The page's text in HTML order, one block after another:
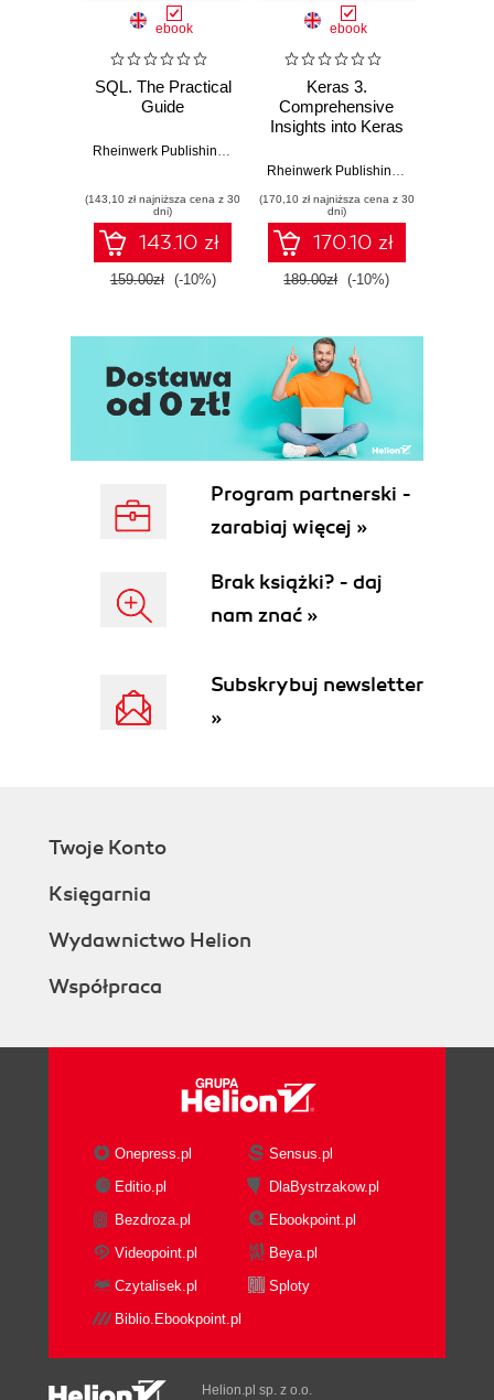
ebook
SQL. The Practical
Guide
Rheinwerk Publishing,
(143,10 zł najniższa cena z 30
dni)
143.10 zł
159.00zł (-10%)
ebook
Keras 3.
Comprehensive
Insights into Keras
and AI SolutionsRheinwerk Publishing
,
(170,10 zł najniższa cena z 30
dni)
170.10 zł
189.00zł (-10%)
Program partnerski -
zarabiaj więcej »
Brak książki? - daj
nam znać »
Subskrybuj newsletter
»
Twoje Konto
Księgarnia
Wydawnictwo Helion
Współpraca
Onepress.pl
Sensus.pl
Editio.pl
DlaBystrzakow.pl
Bezdroza.pl
Ebookpoint.pl
Videopoint.pl
Beya.pl
Czytalisek.pl
Sploty
Biblio.Ebookpoint.pl
Helion.pl sp. z o.o.